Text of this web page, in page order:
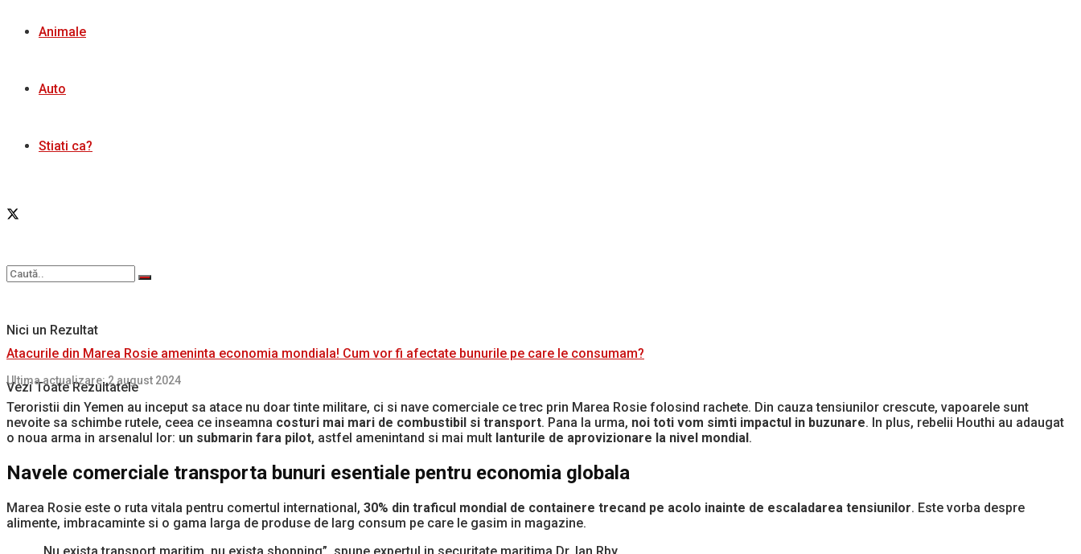
Animale
Auto
Stiati ca?
Nici un Rezultat
Vezi Toate Rezultatele
Atacurile din Marea Rosie ameninta economia mondiala! Cum vor fi afectate bunurile pe care le consumam?
Ultima actualizare: 2 august 2024
Teroristii din Yemen au inceput sa atace nu doar tinte militare, ci si nave comerciale ce trec prin Marea Rosie folosind rachete. Din cauza tensiunilor crescute, vapoarele sunt
nevoite sa schimbe rutele, ceea ce inseamna costuri mai mari de combustibil si transport. Pana la urma, noi toti vom simti impactul in buzunare. In plus, rebelii Houthi au adaugat
o noua arma in arsenalul lor: un submarin fara pilot, astfel amenintand si mai mult lanturile de aprovizionare la nivel mondial.
Navele comerciale transporta bunuri esentiale pentru economia globala
Marea Rosie este o ruta vitala pentru comertul international, 30% din traficul mondial de containere trecand pe acolo inainte de escaladarea tensiunilor. Este vorba despre
alimente, imbracaminte si o gama larga de produse de larg consum pe care le gasim in magazine.